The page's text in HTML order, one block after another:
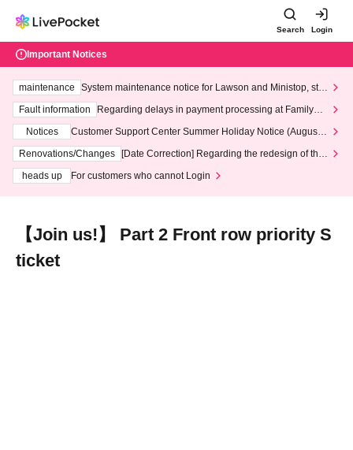
Search Login
Important Notices
maintenance
System maintenance notice for Lawson and Ministop, star
ting at 3:00 AM on Wednesday (Wed)
Fault information
Regarding delays in payment processing at FamilyMa
Notices
Customer Support Center Summer Holiday Notice (August 1
3th - August 14th, 2026)
Renovations/Changes
[Date Correction] Regarding the redesign of the
heads up
For customers who cannot Login
【Join us!】 Part 2 Front row priority S
ticket